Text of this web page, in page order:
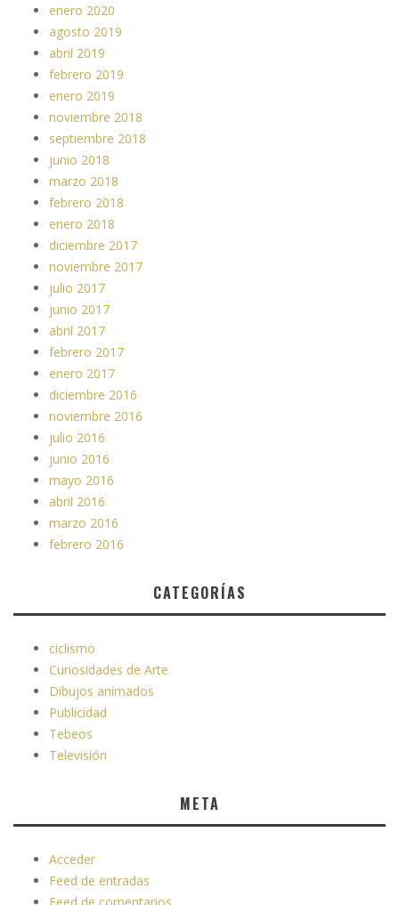
enero 2020
agosto 2019
abril 2019
febrero 2019
enero 2019
noviembre 2018
septiembre 2018
junio 2018
marzo 2018
febrero 2018
enero 2018
diciembre 2017
noviembre 2017
julio 2017
junio 2017
abril 2017
febrero 2017
enero 2017
diciembre 2016
noviembre 2016
julio 2016
junio 2016
mayo 2016
abril 2016
marzo 2016
febrero 2016
CATEGORÍAS
ciclismo
Curiosidades de Arte
Dibujos animados
Publicidad
Tebeos
Televisión
META
Acceder
Feed de entradas
Feed de comentarios